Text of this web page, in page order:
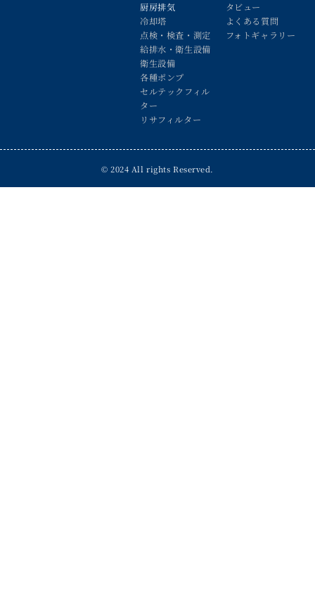
厨房排気
冷却塔
点検・検査・測定
給排水・衛生設備
衛生設備
各種ポンプ
セルテックフィル
ター
リサフィルター
タビュー
よくある質問
フォトギャラリー
© 2024 All rights Reserved.